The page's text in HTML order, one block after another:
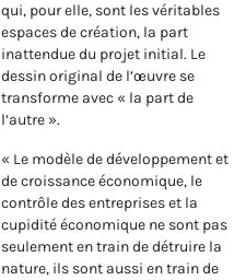
qui, pour elle, sont les véritables
espaces de création, la part
inattendue du projet initial. Le
dessin original de l’œuvre se
transforme avec « la part de
l’autre ».
« Le modèle de développement et
de croissance économique, le
contrôle des entreprises et la
cupidité économique ne sont pas
seulement en train de détruire la
nature, ils sont aussi en train de